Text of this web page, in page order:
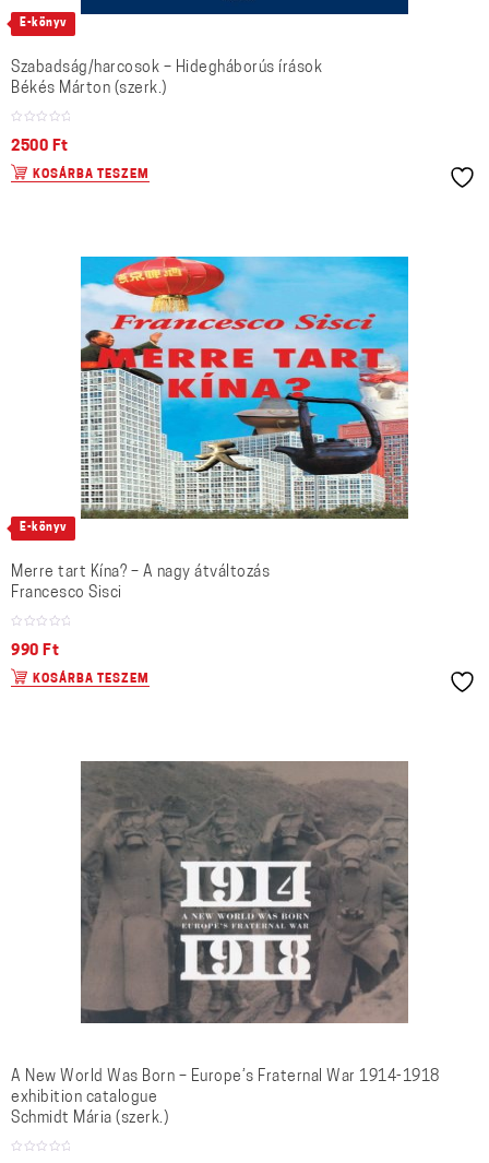
E-könyv
Szabadság/harcosok – Hidegháborús írások
Békés Márton (szerk.)
2500 Ft
KOSÁRBA TESZEM
E-könyv
Merre tart Kína? – A nagy átváltozás
Francesco Sisci
990 Ft
KOSÁRBA TESZEM
A New World Was Born – Europe’s Fraternal War 1914-1918
exhibition catalogue
Schmidt Mária (szerk.)